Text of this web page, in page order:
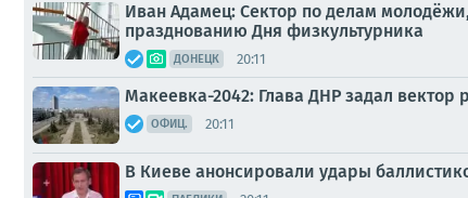
Иван Адамец: Сектор по делам
празднованию Дня физкультурника
ДОНЕЦК 20:11
Макеевка-2042: Глава ДНР задал вектор
ОФИЦ. 20:11
В Киеве анонсировали удары